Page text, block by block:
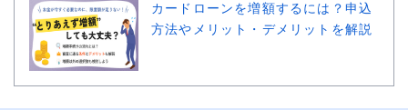
カードローンを増額するには？申込
方法やメリット・デメリットを解説